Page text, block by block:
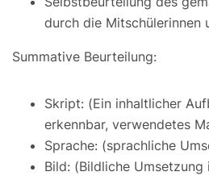
durch die Mitschülerinnen
Summative Beurteilung:
Skript: (Ein inhaltlicher
erkennbar, verwendetes
Sprache: (sprachliche
Bild: (Bildliche Umsetzung